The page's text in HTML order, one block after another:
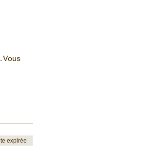
Vous
expirée